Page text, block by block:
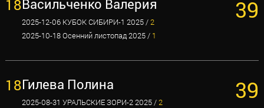
18Васильченко Валерия
2025-12-06 КУБОК СИБИРИ-1 2025 /2
2025-10-18 Осенний листопад 2025 / 1
39
18Гилева Полина
2025-08-31 УРАЛЬСКИЕ ЗОРИ-2 2025 /2
39